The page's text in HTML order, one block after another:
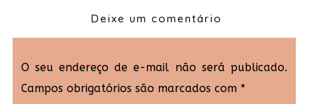
Deixe um comentário
O seu endereço de e-mail não será publicado.
Campos obrigatórios são marcados com *